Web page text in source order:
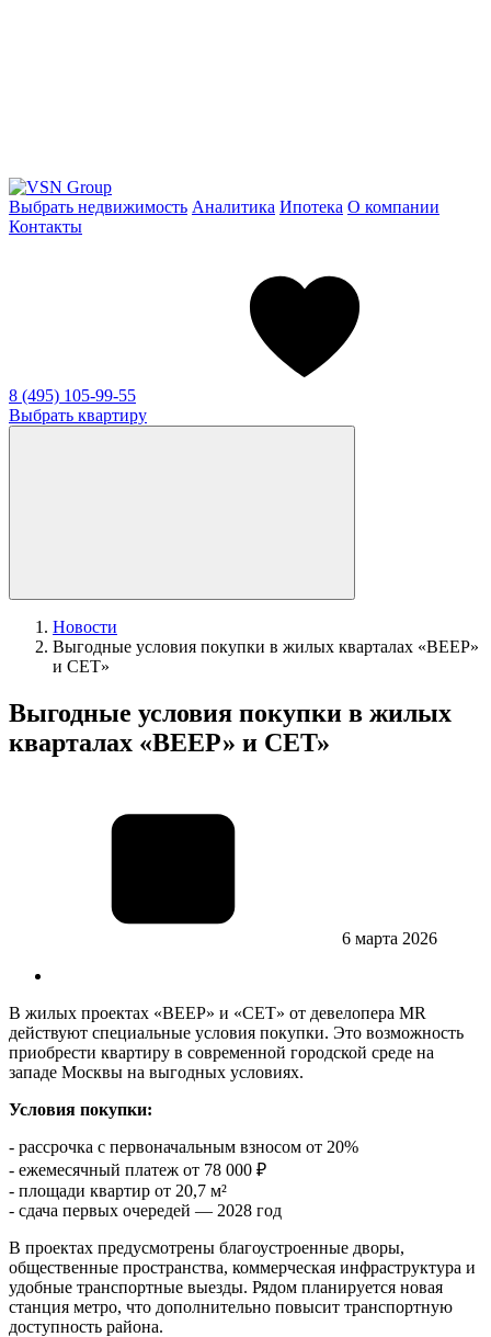
Выбрать недвижимость Аналитика Ипотека О компании
Контакты
8 (495) 105-99-55
Выбрать квартиру
Новости
Выгодные условия покупки в жилых кварталах «ВЕЕР»
и СЕТ»
Выгодные условия покупки в жилых
кварталах «ВЕЕР» и СЕТ»
6 марта 2026
В жилых проектах «ВЕЕР» и «СЕТ» от девелопера MR
действуют специальные условия покупки. Это возможность
приобрести квартиру в современной городской среде на
западе Москвы на выгодных условиях.
Условия покупки:
- рассрочка с первоначальным взносом от 20%
- ежемесячный платеж от 78 000 ₽
- площади квартир от 20,7 м²
- сдача первых очередей — 2028 год
В проектах предусмотрены благоустроенные дворы,
общественные пространства, коммерческая инфраструктура и
удобные транспортные выезды. Рядом планируется новая
станция метро, что дополнительно повысит транспортную
доступность района.